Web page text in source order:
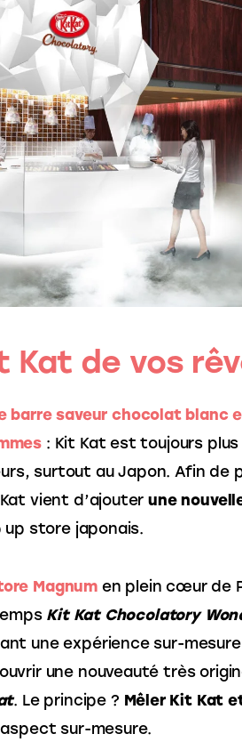
Kat de vos
barre saveur chocolat blanc
: Kit Kat est toujours
surtout au Japon. Afin de
vient d’ajouter une
up store japonais.
Magnum en plein cœur de
Kit Kat Chocolatory
une expérience sur-
une nouveauté très
. Le principe ? Mêler Kit Kat
sur-mesure.